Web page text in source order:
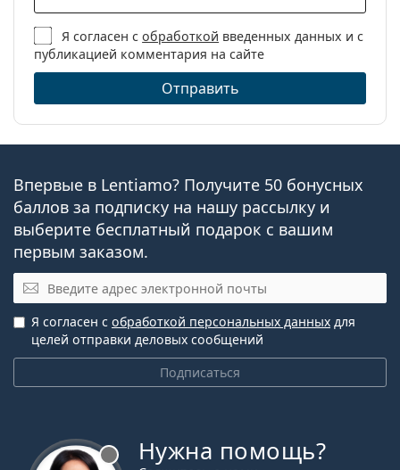
Вес:
26 г
Другое
Категория:
Ежемесячные
контактные линзы
Торические
контактные линзы
Я согласен собработкой введенных данных и с
публикацией комментария на сайте
Отправить
Впервые в Lentiamo? Получите 50 бонусных
баллов за подписку на нашу рассылку и
выберите бесплатный подарок с вашим
первым заказом.
Электронная почта
Подписаться
Я согласен с обработкой персональных данных для
целей отправки деловых сообщений
Нужна помощь?